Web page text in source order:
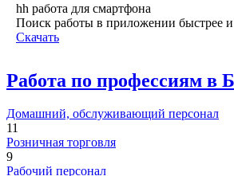
hh работа для смартфона
Поиск работы в приложении быстрее и
Скачать
Работа по профессиям в
Домашний, обслуживающий персонал
11
Розничная торговля
9
Рабочий персонал